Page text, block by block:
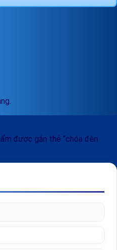
được gắn thẻ “chóa đèn